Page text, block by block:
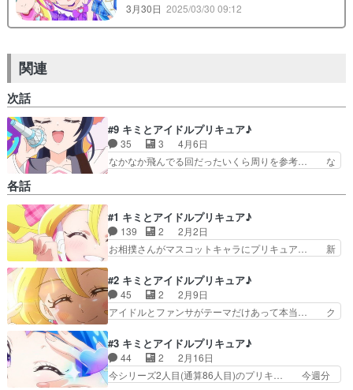
3月30日 2025/03/30 09:12
関連
次話
#9 キミとアイドルプリキュア♪
35 3
4月6日
なかなか飛んでる回だったいくら周りを参考… な
んが不思議な行動に出て、驚いてる… シリーズ第
22作目 20代目プリキュア ななちゃん奇行回
ナナ恥ずかしげもなくやれ… 今回はななちゃんの
不思議な行動が目立った… ・フレッシュプリキュ
ア！ を昨夜は視聴し… 名古屋の……ファンアー
ト？９話の内容がア…
各話
#1 キミとアイドルプリキュア♪
139 2
2月2日
お相撲さんがマスコットキャラにプリキュア… 新
かく可愛くて、めちゃめちゃしっかり「… 劇場版
観に行ってるんだろうな…ってふと思… めちゃく
ちゃええやん！面白くて、強くて、… 今回のぷり
きゅあはアイドルがテーマになっ… 皆様、おはよ
てマックランダーを錬成する… 普通に面白くて可
愛い！！ウタちゃん良いキ… 桃から飛び出した小
型浮遊生物がお前はアイ…
#2 キミとアイドルプリキュア♪
45 2
2月9日
アイドルとファンサがテーマだけあって本当… ク
ドルになったことで浮かれまくってるう… わんぷ
りに続いてサブキャラが印象的な感じ… とはいえ
撮影禁止みたいだからあの動画が幻… 1話の違和
感に比べたらちゃんとプリキュア… の１話を８回
#3 キミとアイドルプリキュア♪
44 2
2月16日
今シリーズ2人目(通算86人目)のプリキ… 今週分